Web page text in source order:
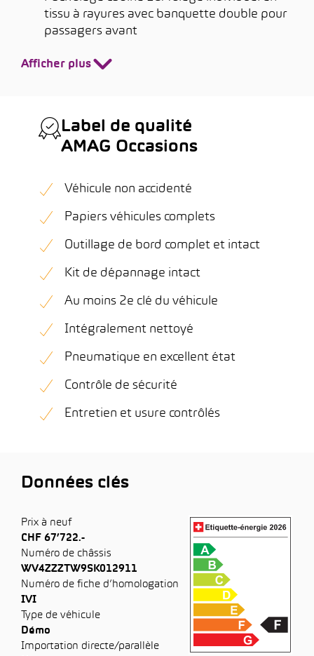
tissu à rayures avec banquette double pour
passagers avant
Afficher plus
Label de qualité
AMAG Occasions
Véhicule non accidenté
Papiers véhicules complets
Outillage de bord complet et intact
Kit de dépannage intact
Au moins 2e clé du véhicule
Intégralement nettoyé
Pneumatique en excellent état
Contrôle de sécurité
Entretien et usure contrôlés
Données clés
Prix à neuf
CHF 67’722.-
Numéro de châssis
WV4ZZZTW9SK012911
Numéro de fiche d’homologation
IVI
Type de véhicule
Démo
Importation directe/parallèle